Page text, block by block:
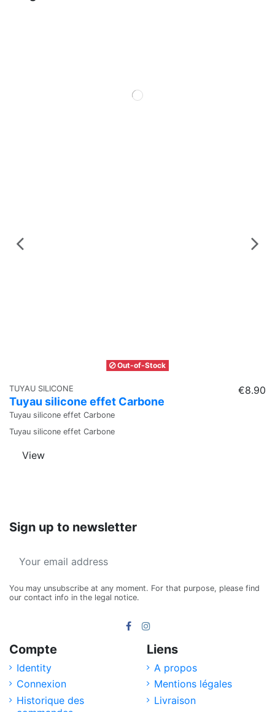
Out-of-Stock
TUYAU SILICONE
Tuyau silicone effet Carbone
Tuyau silicone effet Carbone
€8.90
Tuyau silicone effet Carbone
View
Sign up to newsletter
You may unsubscribe at any moment. For that purpose, please find
our contact info in the legal notice.
Compte
Identity
Connexion
Historique des
Liens
A propos
Mentions légales
Livraison